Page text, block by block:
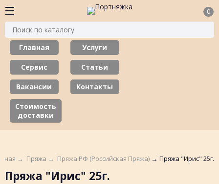
0
Главная Услуги
Сервис Статьи
Вакансии Контакты
Стоимость
доставки
→ Пряжа → Пряжа РФ (Российская Пряжа) → Пряжа "Ирис" 25г.
Пряжа "Ирис" 25г.